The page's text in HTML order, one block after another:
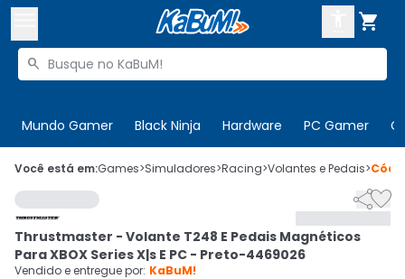

Buscar produtos

Mundo Gamer Black Ninja Hardware PC Gamer
 Olá. Acesse sua conta
 Departamentos
Cupons
CADASTRE-SE
Você está em:Games>Simuladores>Racing>Volantes e Pedais>

Thrustmaster - Volante T248 E Pedais Magnéticos
Para XBOX Series X|s E PC - Preto-4469026
Vendido e entregue por: KaBuM!